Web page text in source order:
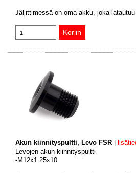
Jäljittimessä on oma akku, joka
Akun kiinnityspultti, Levo FSR
Levojen akun kiinnityspultti
-M12x1.25x10